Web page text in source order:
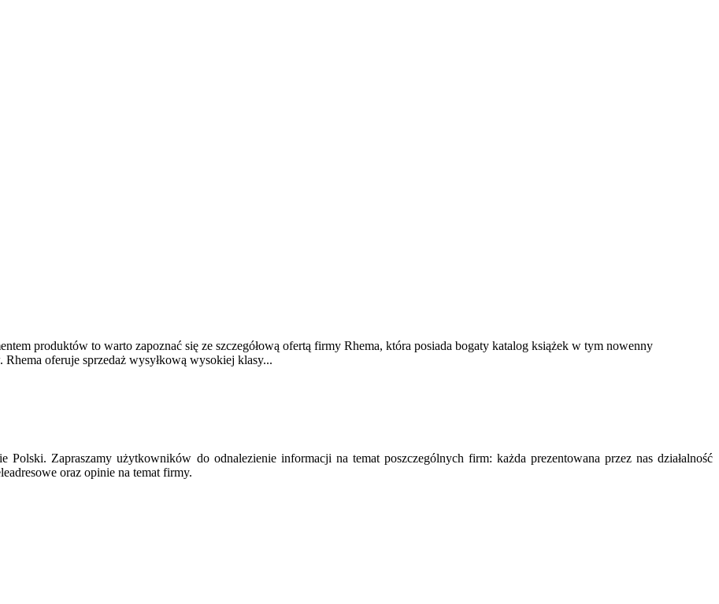
produktów to warto zapoznać się ze szczegółową ofertą firmy Rhema, która posiada bogaty katalog książek w tym nowenny
oferuje sprzedaż wysyłkową wysokiej klasy...
Polski. Zapraszamy użytkowników do odnalezienie informacji na temat poszczególnych firm: każda prezentowana przez nas działalność
oraz opinie na temat firmy.